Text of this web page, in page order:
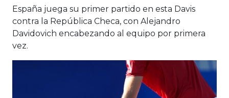
España juega su primer partido en esta Davis
contra la República Checa, con Alejandro
Davidovich encabezando al equipo por primera
vez.